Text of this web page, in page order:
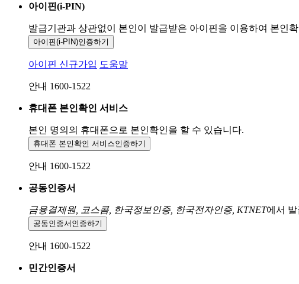
아이핀(i-PIN)
발급기관과 상관없이 본인이 발급받은 아이핀을 이용하여 본인
아이핀(i-PIN)인증하기
아이핀 신규가입 도움말
안내 1600-1522
휴대폰 본인확인 서비스
본인 명의의 휴대폰으로 본인확인을 할 수 있습니다.
휴대폰 본인확인 서비스인증하기
안내 1600-1522
공동인증서
금융결제원, 코스콤, 한국정보인증, 한국전자인증, KTNET에서
공동인증서 인증하기
안내 1600-1522
민간인증서